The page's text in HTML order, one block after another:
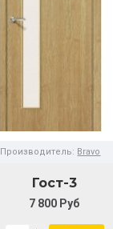
Производитель: Bravo
Гост-3
7 800 Руб